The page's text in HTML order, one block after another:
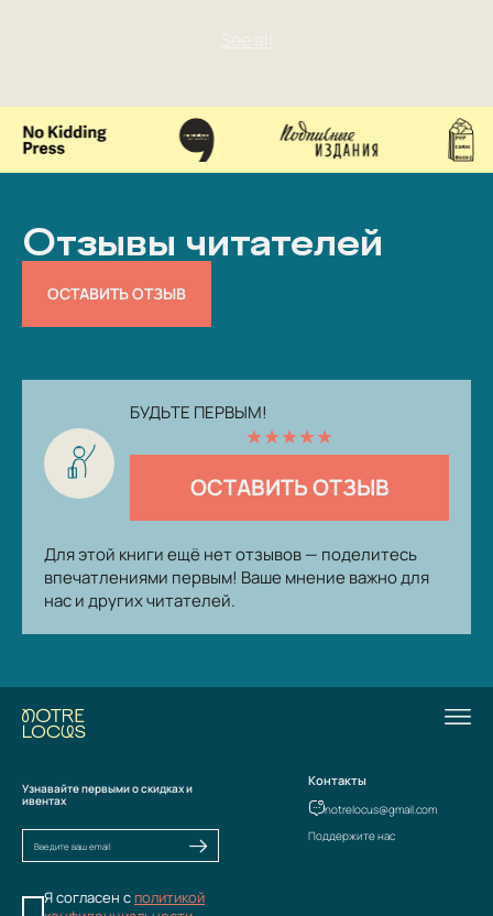
Отзывы читателей
ОСТАВИТЬ ОТЗЫВ
БУДЬТЕ ПЕРВЫМ!
★★★★★
ОСТАВИТЬ ОТЗЫВ
Для этой книги ещё нет отзывов — поделитесь
впечатлениями первым! Ваше мнение важно для
нас и других читателей.
Узнавайте первыми о скидках и
ивентах
Я согласен с политикой
Контакты
notrelocus@gmail.com
Поддержите нас